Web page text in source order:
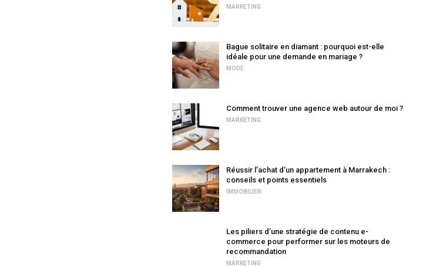
MARKETING
Bague solitaire en diamant : pourquoi est-elle
idéale pour une demande en mariage ?
MODE
Comment trouver une agence web autour de moi ?
MARKETING
Réussir l’achat d’un appartement à Marrakech :
conseils et points essentiels
IMMOBILIER
Les piliers d’une stratégie de contenu e-
commerce pour performer sur les moteurs de
recommandation
MARKETING